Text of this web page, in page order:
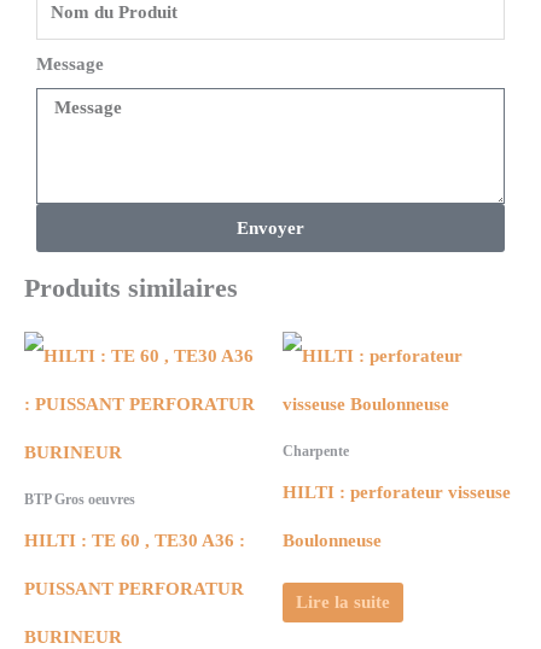
Message
Envoyer
Produits similaires
BTP Gros oeuvres
HILTI : TE 60 , TE30 A36 :
PUISSANT PERFORATUR
BURINEUR
Charpente
HILTI : perforateur visseuse
Boulonneuse
Lire la suite